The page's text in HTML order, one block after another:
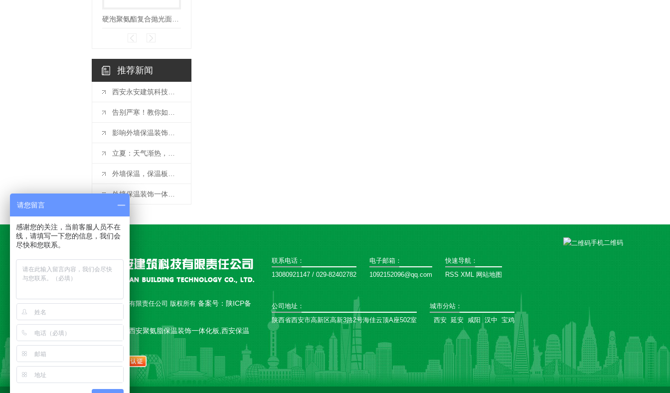
硬泡聚氨酯复合抛光面陶瓷薄板保温装饰一体板
推荐新闻
西安永安建筑科技有限责任公司出席第十届..近零能耗与零能耗建筑大会
告别严寒！教你如何为家换上..保温墙体！
影响外墙保温装饰一体板的价格因素
立夏：天气渐热，你做好了外墙保温吗？
外墙保温，保温板应该用多厚的呀
外墙保温装饰一体板的施工要点：基层检查和处理
Copyright © 西安永安建筑科技有限责任公司 版权所有 备案号： 陕ICP备
18010892号-1
公司主营 西安聚氨脂复合板,西安聚氨脂保温装饰一体化板,西安保温
一体板,西安复合板 等产品
联系电话：
13080921147 / 029-82402782
电子邮箱：
1092152096@qq.com
快速导航：
RSS XML 网站地图
公司地址：
陕西省西安市高新区高新3路2号海佳云顶A座502室
城市分站 ：
西安 延安 咸阳 汉中 宝鸡
手机二维码
请您留言
感谢您的关注，当前客服人员不在
线，请填写一下您的信息，我们会
尽快和您联系。